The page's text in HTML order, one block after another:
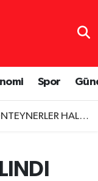
Spor
SAĞLIĞINI TEHDİT EDİYOR